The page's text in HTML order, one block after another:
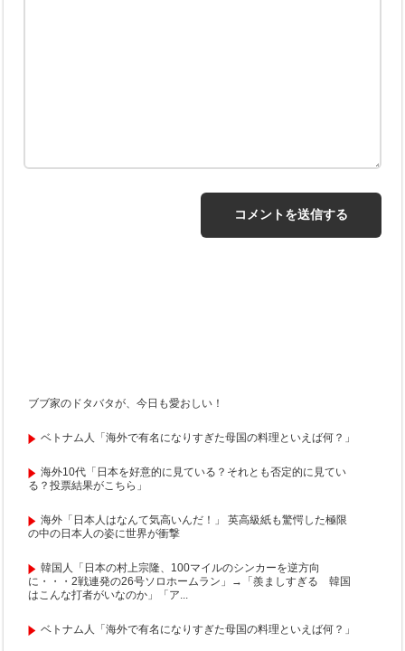
ブブ家のドタバタが、今日も愛おしい！
ベトナム人「海外で有名になりすぎた母国の料理といえば何？」
海外10代「日本を好意的に見ている？それとも否定的に見てい
る？投票結果がこちら」
海外「日本人はなんて気高いんだ！」 英高級紙も驚愕した極限
の中の日本人の姿に世界が衝撃
韓国人「日本の村上宗隆、100マイルのシンカーを逆方向
に・・・2戦連発の26号ソロホームラン」→「羨ましすぎる 韓国
はこんな打者がいなのか」「ア...
ベトナム人「海外で有名になりすぎた母国の料理といえば何？」